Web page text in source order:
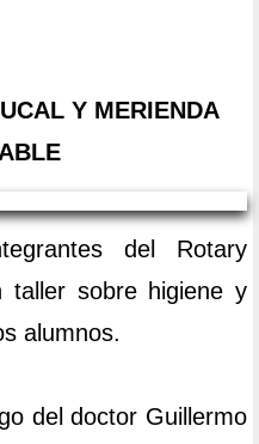
Y MERIENDA
del Rotary
taller sobre higiene y
alumnos.
del doctor Guillermo